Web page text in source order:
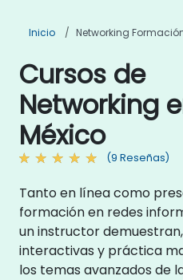
Inicio Networking
Cursos de
Networking
México
(9 Reseñas)
Tanto en línea como
formación en redes
un instructor
interactivas y práctica
los temas avanzados de